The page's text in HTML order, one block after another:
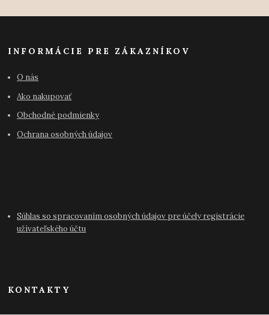
INFORMÁCIE PRE ZÁKAZNÍKOV
O nás
Ako nakupovať
Obchodné podmienky
Ochrana osobných údajov
Súhlas so spracovaním osobných údajov pre účely registrácie
užívateľského účtu
KONTAKTY